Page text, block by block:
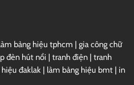
bảng hiệu tphcm | gia công chữ
đèn hút nổi | tranh điện | tranh
đaklak | làm bảng hiệu bmt | in